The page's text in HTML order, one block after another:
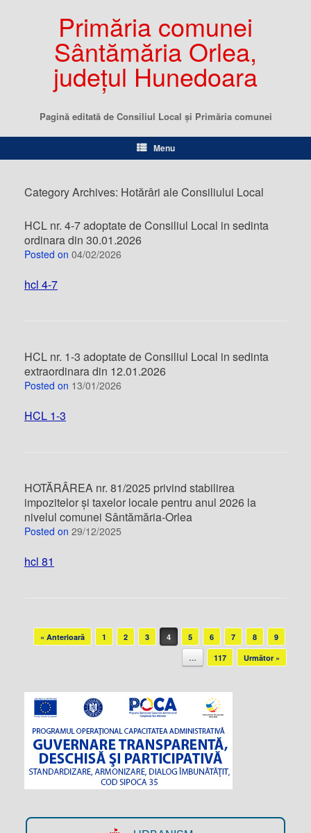
Primăria comunei
Sântămăria Orlea,
județul Hunedoara
Pagină editată de Consiliul Local şi Primăria comunei
Menu
Category Archives: Hotărâri ale Consiliului Local
HCL nr. 4-7 adoptate de Consiliul Local in sedinta
ordinara din 30.01.2026
Posted on 04/02/2026
hcl 4-7
HCL nr. 1-3 adoptate de Consiliul Local in sedinta
extraordinara din 12.01.2026
Posted on 13/01/2026
HCL 1-3
HOTĂRÂREA nr. 81/2025 privind stabilirea
impozitelor şi taxelor locale pentru anul 2026 la
nivelul comunei Sântămăria-Orlea
Posted on 29/12/2025
hcl 81
Post navigation
« Anterioară 1 2 3 4 5 6 7 8
9
…
117 Următor »